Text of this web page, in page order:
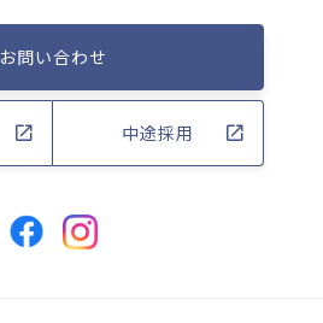
お問い合わせ
中途採用